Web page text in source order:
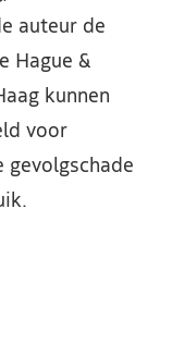
auteur de
Hague &
kunnen
voor
gevolgschade